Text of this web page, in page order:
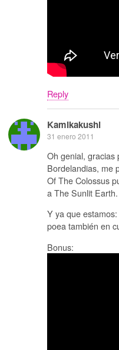
Reply
Kamikakushi
31 enero 2011
Oh genial, gracias
Bordelandias, me
Of The Colossus
a The Sunlit Earth.
Y ya que
poea también en
Bonus: